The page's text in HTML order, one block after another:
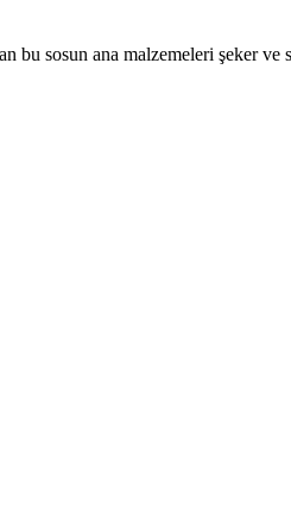
bu sosun ana malzemeleri şeker ve